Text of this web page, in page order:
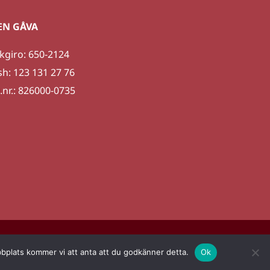
GÅVA
650-2124
123 131 27 76
826000-0735
kommer vi att anta att du godkänner detta. Ok